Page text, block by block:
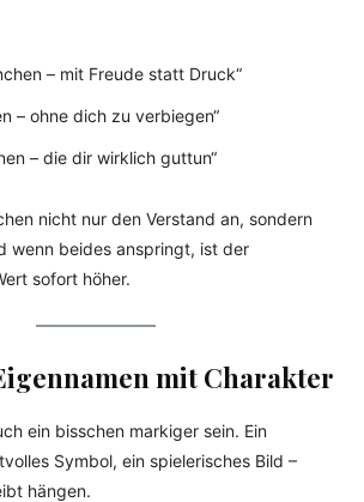
– mit Freude statt Druck“
– ohne dich zu verbiegen“
– die dir wirklich guttun“
nicht nur den Verstand an, sondern
wenn beides anspringt, ist der
sofort höher.
mit Charakter
ein bisschen markiger sein. Ein
Symbol, ein spielerisches Bild –
hängen.